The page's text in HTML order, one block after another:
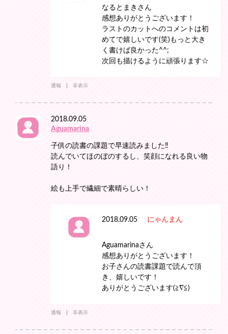
なるとまきさん
感想ありがとうございます！
ラストのカットへのコメントは初
めてで嬉しいです(笑)もっと大き
く書けば良かった^^;
次回も描けるように頑張ります☆
通報 非表示
2018.09.05
Aguamarina
子供の読書の課題で早速読みました‼
読んでいてほのぼのするし、笑顔になれる良い物
語り！
絵も上手で繊細で素晴らしい！
2018.09.05 にゃんまん
Aguamarinaさん
感想ありがとうございます！
お子さんの読書課題で読んで頂
き、嬉しいです！
ありがとうございます(≧∇≦)
通報 非表示